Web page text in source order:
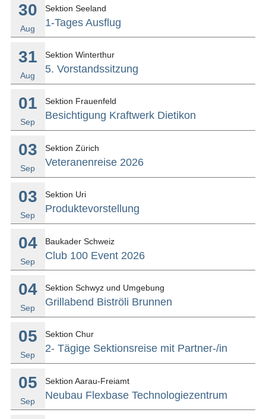
30
Aug
Sektion Seeland
1-Tages Ausflug
31
Aug
Sektion Winterthur
5. Vorstandssitzung
01
Sep
Sektion Frauenfeld
Besichtigung Kraftwerk Dietikon
03
Sep
Sektion Zürich
Veteranenreise 2026
03
Sep
Sektion Uri
Produktevorstellung
04
Sep
Baukader Schweiz
Club 100 Event 2026
04
Sep
Sektion Schwyz und Umgebung
Grillabend Biströli Brunnen
05
Sep
Sektion Chur
2- Tägige Sektionsreise mit Partner-/in
05
Sep
Sektion Aarau-Freiamt
Neubau Flexbase Technologiezentrum